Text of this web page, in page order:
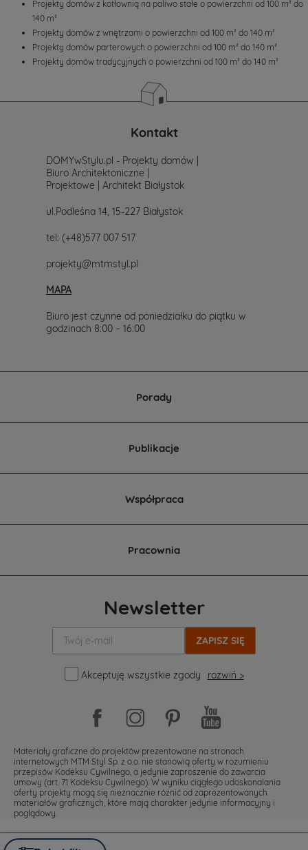
Projekty domów z kotłownią na paliwo stałe o powierzchni od 100 m² do
140 m²
Projekty domów z wnętrzami o powierzchni od 100 m² do 140 m²
Projekty domów parterowych o powierzchni od 100 m² do 140 m²
Projekty domów tradycyjnych o powierzchni od 100 m² do 140 m²
Kontakt
DOMYwStylu.pl - Projekty domów |
Biuro Architektoniczne |
Projektowe | Architekt Białystok
ul.Podleśna 14, 15-227 Białystok
tel: (+48)577 007 517
projekty@mtmstyl.pl
MAPA
Biuro jest czynne od poniedziałku do piątku w
godzinach 8:00 – 16:00
Porady
Publikacje
Współpraca
Pracownia
Newsletter
mail:
Akceptuję wszystkie zgody
rozwiń >
Materiały graficzne do projektów prezentowane na stronach
internetowych MTM Styl Sp. z o.o. nie stanowią oferty w rozumieniu
przepisów Kodeksu Cywilnego, a jedynie zaproszenie do zawarcia
umowy (art. 71 Kodeksu Cywilnego). W wyniku ciągłego udoskonalania
oferty projekty mogą się nieznacznie różnić od zaprezentowanych
materiałów graficznych, które mają charakter jedynie informacyjny i
poglądowy.